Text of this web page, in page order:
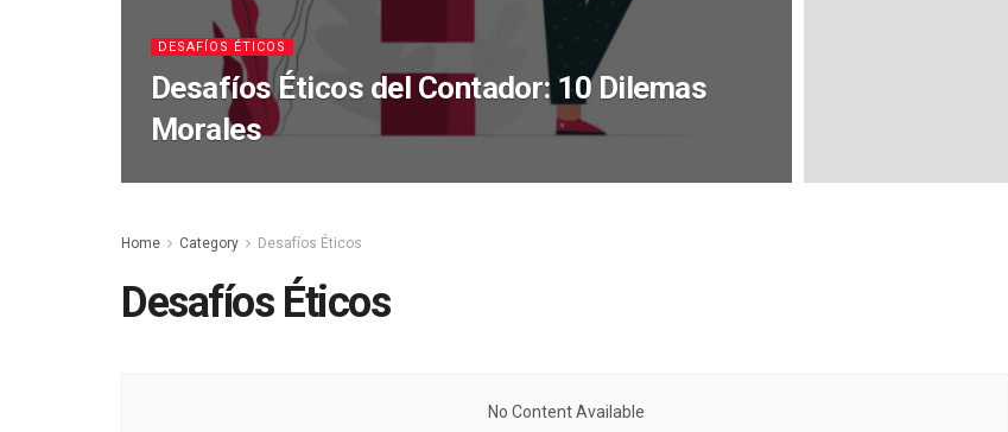
DESAFÍOS ÉTICOS
Desafíos Éticos del Contador: 10 Dilemas
Morales
Home Category Desafíos Éticos
Desafíos Éticos
No Content Available